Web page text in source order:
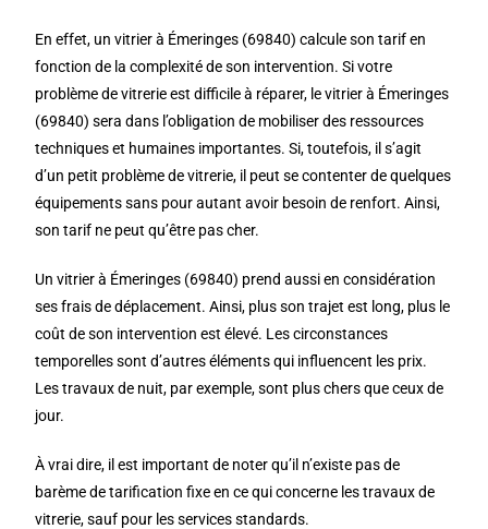
En effet, un vitrier à Émeringes (69840) calcule son tarif en
fonction de la complexité de son intervention. Si votre
problème de vitrerie est difficile à réparer, le vitrier à Émeringes
(69840) sera dans l’obligation de mobiliser des ressources
techniques et humaines importantes. Si, toutefois, il s’agit
d’un petit problème de vitrerie, il peut se contenter de quelques
équipements sans pour autant avoir besoin de renfort. Ainsi,
son tarif ne peut qu’être pas cher.
Un vitrier à Émeringes (69840) prend aussi en considération
ses frais de déplacement. Ainsi, plus son trajet est long, plus le
coût de son intervention est élevé. Les circonstances
temporelles sont d’autres éléments qui influencent les prix.
Les travaux de nuit, par exemple, sont plus chers que ceux de
jour.
À vrai dire, il est important de noter qu’il n’existe pas de
barème de tarification fixe en ce qui concerne les travaux de
vitrerie, sauf pour les services standards.